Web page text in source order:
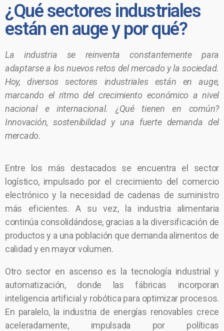
¿Qué sectores industriales
están en auge y por qué?
La industria se reinventa constantemente para
adaptarse a los nuevos retos del mercado y la sociedad.
Hoy, diversos sectores industriales están en auge,
marcando el ritmo del crecimiento económico a nivel
nacional e internacional. ¿Qué tienen en común?
Innovación, sostenibilidad y una fuerte demanda del
mercado.
Entre los más destacados se encuentra el sector
logístico, impulsado por el crecimiento del comercio
electrónico y la necesidad de cadenas de suministro
más eficientes. A su vez, la industria alimentaria
continúa consolidándose, gracias a la diversificación de
productos y a una población que demanda alimentos de
calidad y en mayor volumen.
Otro sector en ascenso es la tecnología industrial y
automatización, donde las fábricas incorporan
inteligencia artificial y robótica para optimizar procesos.
En paralelo, la industria de energías renovables crece
aceleradamente, impulsada por políticas